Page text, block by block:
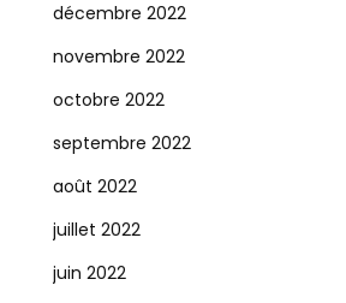
décembre 2022
novembre 2022
octobre 2022
septembre 2022
août 2022
juillet 2022
juin 2022